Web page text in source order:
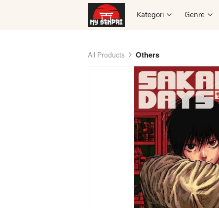
Kategori Genre
Kategori Genre
All Products Others